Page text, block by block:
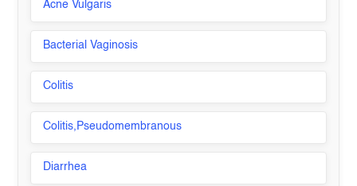
Acne Vulgaris
Bacterial Vaginosis
Colitis
Colitis,Pseudomembranous
Diarrhea